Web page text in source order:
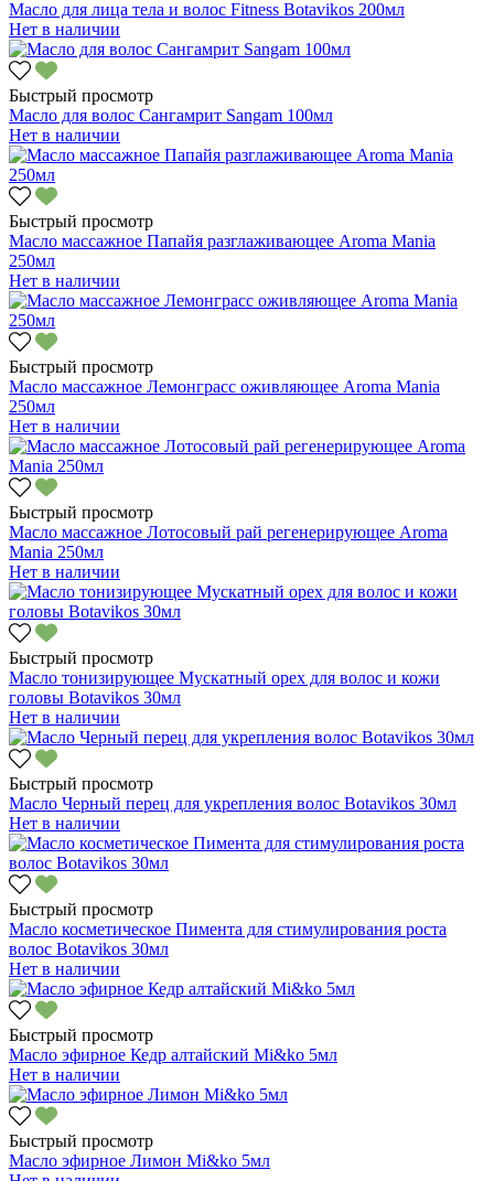
Масло для лица тела и волос Fitness Botavikos 200мл
Нет в наличии
Быстрый просмотр
Масло для волос Сангамрит Sangam 100мл
Нет в наличии
Быстрый просмотр
Масло массажное Папайя разглаживающее Aroma Mania
250мл
Нет в наличии
Быстрый просмотр
Масло массажное Лемонграсс оживляющее Aroma Mania
250мл
Нет в наличии
Быстрый просмотр
Масло массажное Лотосовый рай регенерирующее Aroma
Mania 250мл
Нет в наличии
Быстрый просмотр
Масло тонизирующее Мускатный орех для волос и кожи
головы Botavikos 30мл
Нет в наличии
Быстрый просмотр
Масло Черный перец для укрепления волос Botavikos 30мл
Нет в наличии
Быстрый просмотр
Масло косметическое Пимента для стимулирования роста
волос Botavikos 30мл
Нет в наличии
Быстрый просмотр
Масло эфирное Кедр алтайский Mi&ko 5мл
Нет в наличии
Быстрый просмотр
Масло эфирное Лимон Mi&ko 5мл